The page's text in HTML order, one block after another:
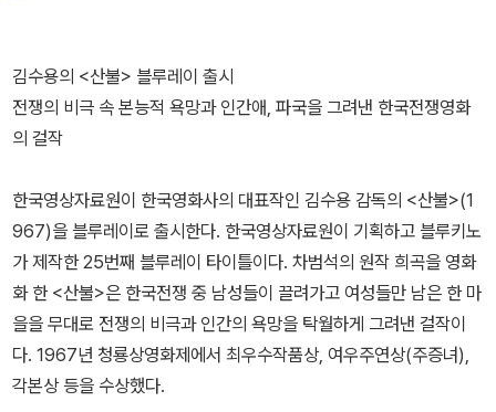
김수용의 <산불> 블루레이 출시
전쟁의 비극 속 본능적 욕망과 인간애, 파국을 그려낸 한국전쟁영화
의 걸작
한국영상자료원이 한국영화사의 대표작인 김수용 감독의 <산불>(1
967)을 블루레이로 출시한다. 한국영상자료원이 기획하고 블루키노
가 제작한 25번째 블루레이 타이틀이다. 차범석의 원작 희곡을 영화
화 한 <산불>은 한국전쟁 중 남성들이 끌려가고 여성들만 남은 한 마
을을 무대로 전쟁의 비극과 인간의 욕망을 탁월하게 그려낸 걸작이
다. 1967년 청룡상영화제에서 최우수작품상, 여우주연상(주증녀),
각본상 등을 수상했다.